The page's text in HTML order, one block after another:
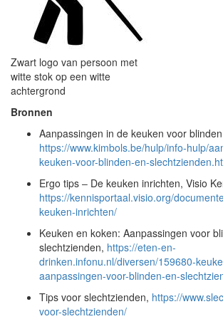
Zwart logo van persoon met
witte stok op een witte
achtergrond
Bronnen
Aanpassingen in de keuken voor
https://www.kimbols.be/hulp/info-hulp/
keuken-voor-blinden-en-
Ergo tips ‒ De keuken inrichten, Visio
https://kennisportaal.visio.org/
keuken-inrichten/
Keuken en koken: Aanpassingen voor
slechtzienden, https://eten-en-
drinken.infonu.nl/diversen/159680-
aanpassingen-voor-blinden-en-
Tips voor slechtzienden, https://
voor-slechtzienden/